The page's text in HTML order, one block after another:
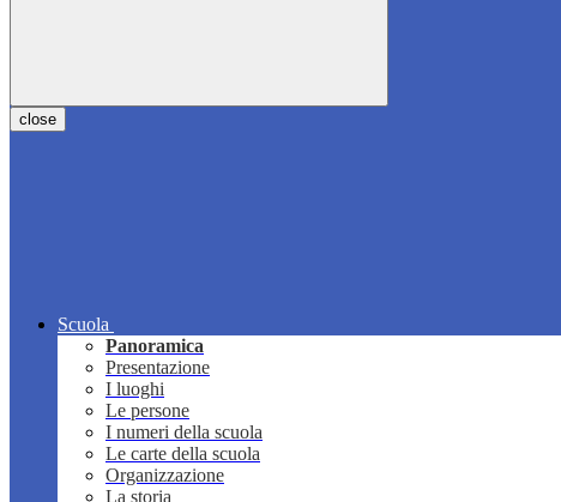
close
Scuola
Panoramica
Presentazione
I luoghi
Le persone
I numeri della scuola
Le carte della scuola
Organizzazione
La storia